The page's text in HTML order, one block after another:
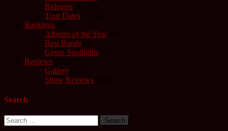
Releases
Tour Dates
Rankings
Albums of the Year
Best Bands
Genre Spotlights
Reviews
Gallery
Show Reviews
Search
Search
for: